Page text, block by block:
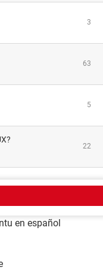
3
63
5
22
en español